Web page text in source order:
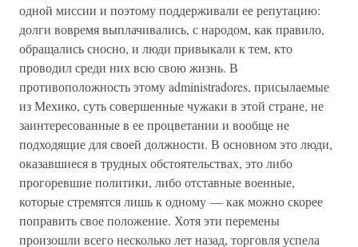
одной миссии и поэтому поддерживали ее репутацию:
долги вовремя выплачивались, с народом, как правило,
обращались сносно, и люди привыкали к тем, кто
проводил среди них всю свою жизнь. В
противоположность этому administradores, присылаемые
из Мехико, суть совершенные чужаки в этой стране, не
заинтересованные в ее процветании и вообще не
подходящие для своей должности. В основном это люди,
оказавшиеся в трудных обстоятельствах, это либо
прогоревшие политики, либо отставные военные,
которые стремятся лишь к одному — как можно скорее
поправить свое положение. Хотя эти перемены
произошли всего несколько лет назад, торговля успела